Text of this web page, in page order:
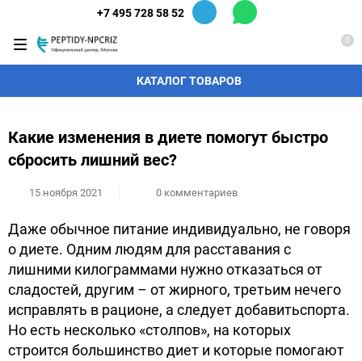
+7 495 728 58 52
КАТАЛОГ ТОВАРОВ
0
Какие изменения в диете помогут быстро
сбросить лишний вес?
15 ноября 2021 0 комментариев
Даже обычное питание индивидуально, не говоря
о диете. Одним людям для расставания с
лишними килограммами нужно отказаться от
сладостей, другим – от жирного, третьим нечего
исправлять в рационе, а следует добавитьспорта.
Но есть несколько «столпов», на которых
строится большинство диет и которые помогают